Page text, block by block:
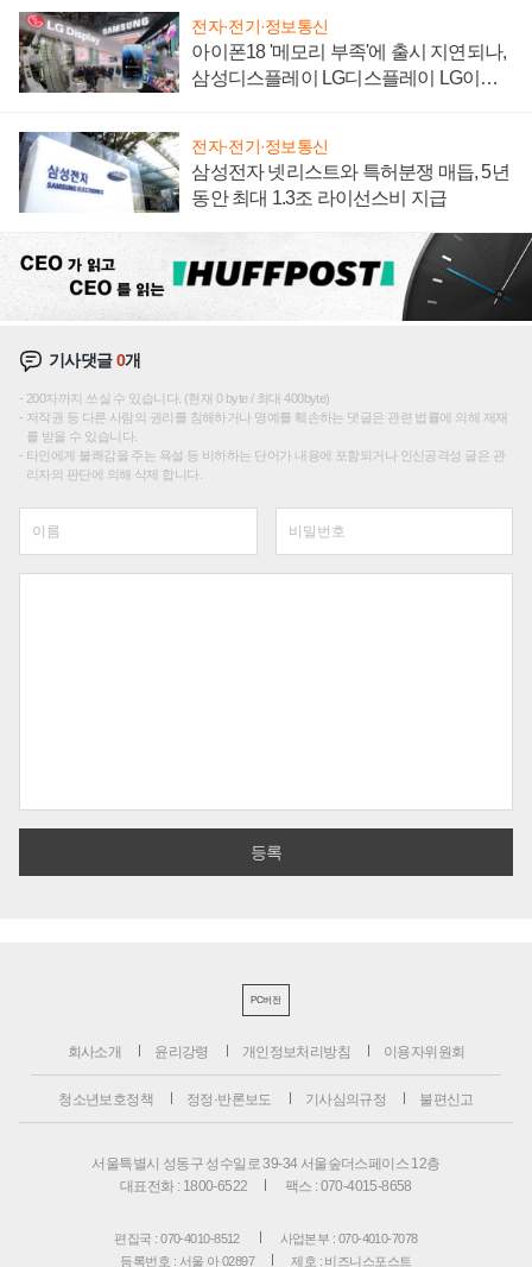
전자·전기·정보통신
아이폰18 '메모리 부족'에 출시 지연되나,
삼성디스플레이 LG디스플레이 LG이노
전자·전기·정보통신
삼성전자 넷리스트와 특허분쟁 매듭, 5년
동안 최대 1.3조 라이선스비 지급
기사댓글0개
200자까지 쓰실 수 있습니다. (현재 0 byte / 최대 400byte)
저작권 등 다른 사람의 권리를 침해하거나 명예를 훼손하는 댓글은 관련 법률에 의해 제재
를 받을 수 있습니다.
타인에게 불쾌감을 주는 욕설 등 비하하는 단어가 내용에 포함되거나 인신공격성 글은 관
리자의 판단에 의해 삭제 합니다.
PC버전
회사소개 윤리강령 개인정보처리방침 이용자위원회
청소년보호정책 정정·반론보도 기사심의규정 불편신고
서울특별시 성동구 성수일로 39-34 서울숲더스페이스 12층
대표전화 : 1800-6522
팩스 : 070-4015-8658
편집국 : 070-4010-8512
사업본부 : 070-4010-7078
등록번호 : 서울 아 02897
제호 : 비즈니스포스트